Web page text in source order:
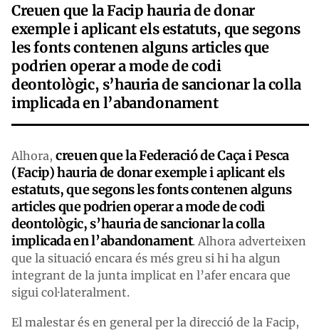
Creuen que la Facip hauria de donar
exemple i aplicant els estatuts, que segons
les fonts contenen alguns articles que
podrien operar a mode de codi
deontològic, s’hauria de sancionar la colla
implicada en l’abandonament
Alhora, creuen que la Federació de Caça i Pesca
(Facip) hauria de donar exemple i aplicant els
estatuts, que segons les fonts contenen alguns
articles que podrien operar a mode de codi
deontològic, s’hauria de sancionar la colla
implicada en l’abandonament. Alhora adverteixen
que la situació encara és més greu si hi ha algun
integrant de la junta implicat en l’afer encara que
sigui col·lateralment.
El malestar és en general per la direcció de la Facip,